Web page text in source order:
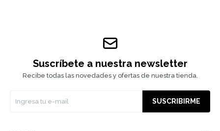
Suscríbete a nuestra newsletter
Recibe todas las novedades y ofertas de nuestra tienda.
SUSCRIBIRME